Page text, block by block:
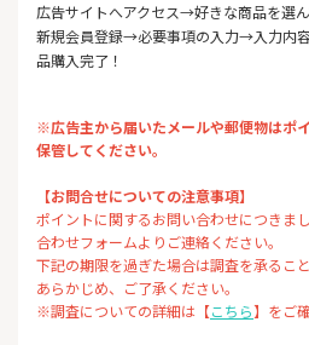
広告サイトへアクセス→好きな商品を選
新規会員登録→必要事項の入力→入力
品購入完了！
※広告主から届いたメールや郵便物はポ
保管してください。
【お問合せについての注意事項】
ポイントに関するお問い合わせにつきま
合わせフォームよりご連絡ください。
下記の期限を過ぎた場合は調査を承るこ
あらかじめ、ご了承ください。
※調査についての詳細は【こちら】をご